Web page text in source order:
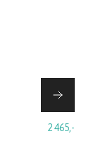
2 465,-